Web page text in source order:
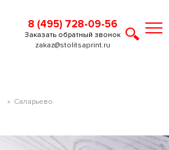
8 (495) 728-09-56
zakaz@stolitsaprint.ru
Заказать обратный звонок
» Саларьево